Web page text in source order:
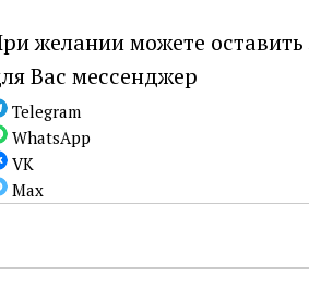
желании можете
Вас мессенджер
Telegram
WhatsApp
VK
Max
отзывы
Инструкция